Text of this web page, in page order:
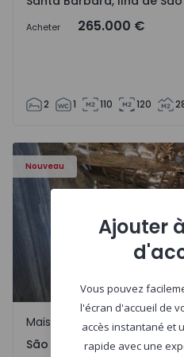
Acheter 265.000 €
2 1 110 120
Nouveau
Maison Vila Real, São Tomé
São Tomé do Castelo e
Maison Rurale
São Tomé do Castelo e
Ajouter
Vous pouvez
l'écran d'accueil de
accès instantané et
rapide avec une